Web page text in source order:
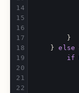
}
}
else
if